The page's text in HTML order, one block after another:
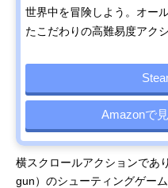
世界中を冒険しよう。オー
たこだわりの高難易度アク
Amazonで
横スクロールアクションであ
gun）のシューティングゲー